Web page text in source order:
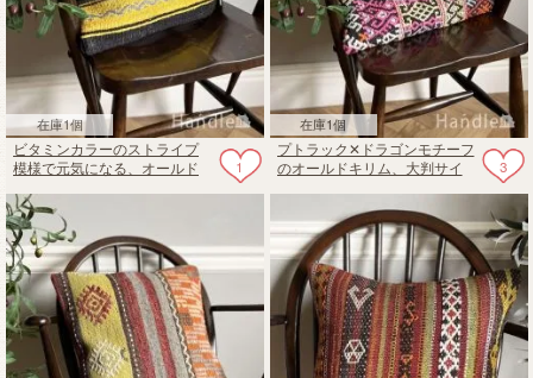
在庫1個
1
ビタミンカラーのストライプ
模様で元気になる、オールド
ンカバー
在庫1個
3
プトラック✕ドラゴンモチーフ
のオールドキリム、大判サイ